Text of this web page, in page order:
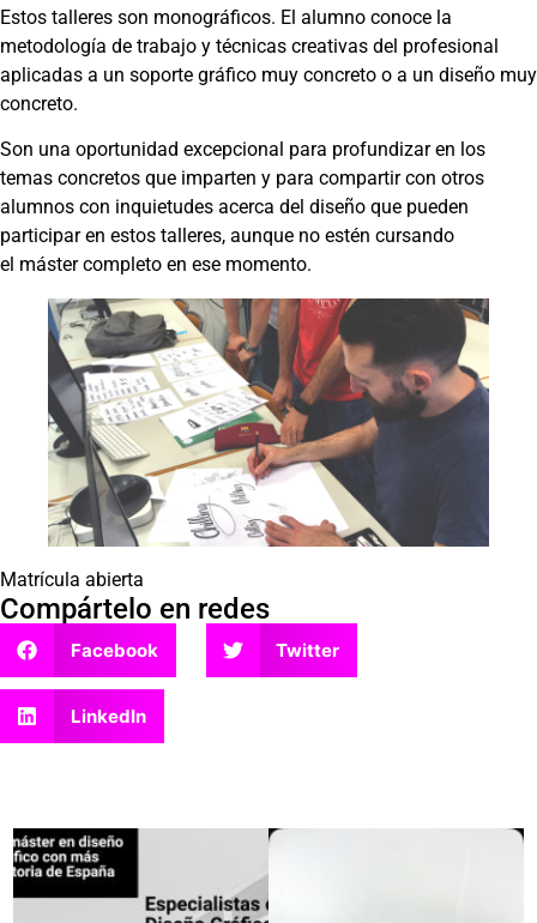
Estos talleres son monográficos. El alumno conoce la
metodología de trabajo y técnicas creativas del profesional
aplicadas a un soporte gráfico muy concreto o a un diseño muy
concreto.
Son una oportunidad excepcional para profundizar en los
temas concretos que imparten y para compartir con otros
alumnos con inquietudes acerca del diseño que pueden
participar en estos talleres, aunque no estén cursando
el máster completo en ese momento.
Matrícula abierta
Compártelo en redes
Facebook Twitter
LinkedIn